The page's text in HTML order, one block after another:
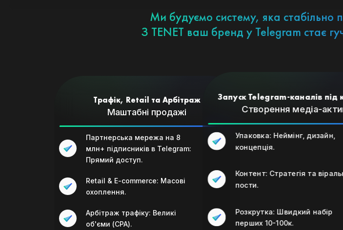
Ми будуємо систему, яка стабільно
З TENET ваш бренд у Telegram стає
Трафік, Retail та Арбітраж
Маштабні продажі
Партнерська мережа на 8
млн+ підписників в Telegram:
Прямий доступ.
Retail & E-commerce: Масові
охоплення.
Арбітраж трафіку: Великі
об'єми (CPA).
Запуск Telegram-каналів під
Створення медіа-
Упаковка: Неймінг, дизайн,
концепція.
Контент: Стратегія та
пости.
Розкрутка: Швидкий набір
перших 10-100к.